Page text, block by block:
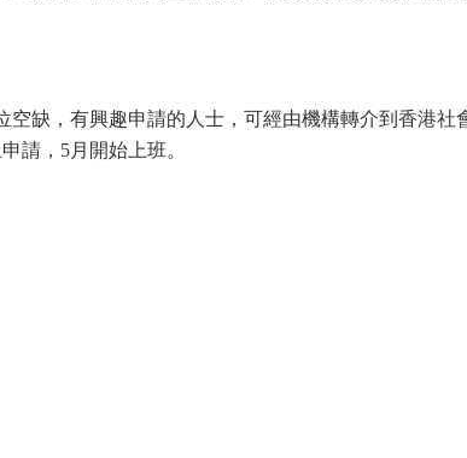
缺，有興趣申請的人士，可經由機構轉介到香港社
請，5月開始上班。